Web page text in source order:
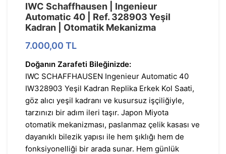
IWC Schaffhausen | Ingenieur
Automatic 40 | Ref. 328903 Yeşil
Kadran | Otomatik Mekanizma
7.000,00 TL
Doğanın Zarafeti Bileğinizde:
IWC SCHAFFHAUSEN Ingenieur Automatic 40
IW328903 Yeşil Kadran Replika Erkek Kol Saati,
göz alıcı yeşil kadranı ve kusursuz işçiliğiyle,
tarzınızı bir adım ileri taşır. Japon Miyota
otomatik mekanizması, paslanmaz çelik kasası ve
dayanıklı bilezik yapısı ile hem şıklığı hem de
fonksiyonelliği bir arada sunar. Hem günlük